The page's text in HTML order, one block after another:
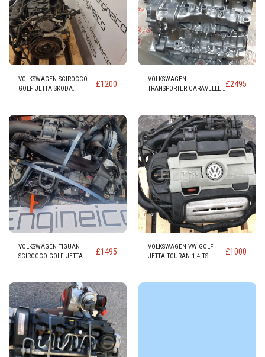
VOLKSWAGEN SCIROCCO
GOLF JETTA SKODA
CCZC
£1200
VOLKSWAGEN
TRANSPORTER CARAVELLE
£2495
VOLKSWAGEN TIGUAN
SCIROCCO GOLF JETTA
CAVA CAVE CAVD CAVG
£1495
VOLKSWAGEN VW GOLF
JETTA TOURAN 1.4 TSI
£1000